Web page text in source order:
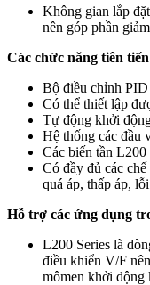
Không gian lắp
nên góp phần
Các chức năng tiên
Bộ điều chỉnh PID
Có thể thiết lập
Tự động khởi
Hệ thống các đầu
Các biến tần
Có đầy đủ các
quá áp, thấp áp,
Hỗ trợ các ứng dụng
L200 Series là
điều khiển V/F
mômen khởi động